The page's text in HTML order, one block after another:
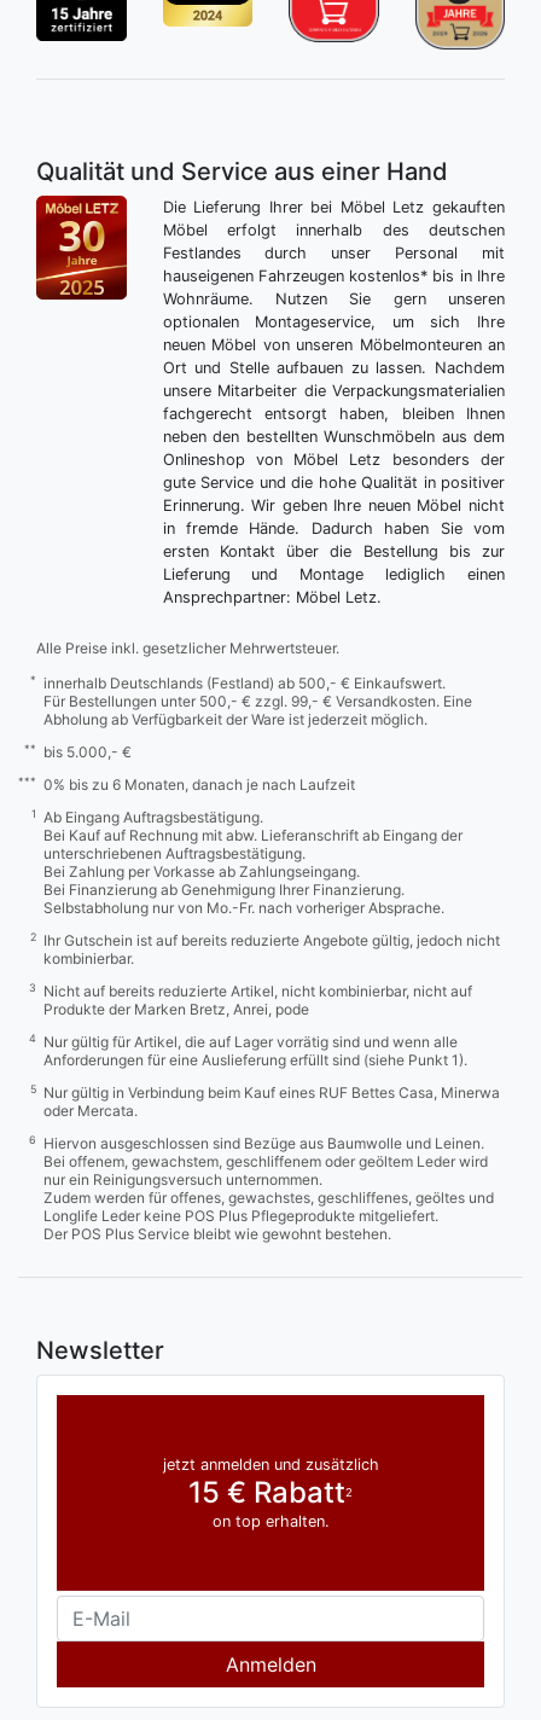
Qualität und Service aus einer Hand
Die Lieferung Ihrer bei Möbel Letz gekauften
Möbel erfolgt innerhalb des deutschen
Festlandes durch unser Personal mit
hauseigenen Fahrzeugen kostenlos* bis in Ihre
Wohnräume. Nutzen Sie gern unseren
optionalen Montageservice, um sich Ihre
neuen Möbel von unseren Möbelmonteuren an
Ort und Stelle aufbauen zu lassen. Nachdem
unsere Mitarbeiter die Verpackungsmaterialien
fachgerecht entsorgt haben, bleiben Ihnen
neben den bestellten Wunschmöbeln aus dem
Onlineshop von Möbel Letz besonders der
gute Service und die hohe Qualität in positiver
Erinnerung. Wir geben Ihre neuen Möbel nicht
in fremde Hände. Dadurch haben Sie vom
ersten Kontakt über die Bestellung bis zur
Lieferung und Montage lediglich einen
Ansprechpartner: Möbel Letz.
Alle Preise inkl. gesetzlicher Mehrwertsteuer.
*
innerhalb Deutschlands (Festland) ab 500,- € Einkaufswert.
Für Bestellungen unter 500,- € zzgl. 99,- € Versandkosten. Eine
Abholung ab Verfügbarkeit der Ware ist jederzeit möglich.
** bis 5.000,- €
*** 0% bis zu 6 Monaten, danach je nach Laufzeit
1
Ab Eingang Auftragsbestätigung.
Bei Kauf auf Rechnung mit abw. Lieferanschrift ab Eingang der
unterschriebenen Auftragsbestätigung.
Bei Zahlung per Vorkasse ab Zahlungseingang.
Bei Finanzierung ab Genehmigung Ihrer Finanzierung.
Selbstabholung nur von Mo.-Fr. nach vorheriger Absprache.
2
Ihr Gutschein ist auf bereits reduzierte Angebote gültig, jedoch nicht
kombinierbar.
3
Nicht auf bereits reduzierte Artikel, nicht kombinierbar, nicht auf
Produkte der Marken Bretz, Anrei, pode
4
Nur gültig für Artikel, die auf Lager vorrätig sind und wenn alle
Anforderungen für eine Auslieferung erfüllt sind (siehe Punkt 1).
5
Nur gültig in Verbindung beim Kauf eines RUF Bettes Casa, Minerwa
oder Mercata.
6
Hiervon ausgeschlossen sind Bezüge aus Baumwolle und Leinen.
Bei offenem, gewachstem, geschliffenem oder geöltem Leder wird
nur ein Reinigungsversuch unternommen.
Zudem werden für offenes, gewachstes, geschliffenes, geöltes und
Longlife Leder keine POS Plus Pflegeprodukte mitgeliefert.
Der POS Plus Service bleibt wie gewohnt bestehen.
Newsletter
jetzt anmelden und zusätzlich
15 € Rabatt2
on top erhalten.
Anmelden